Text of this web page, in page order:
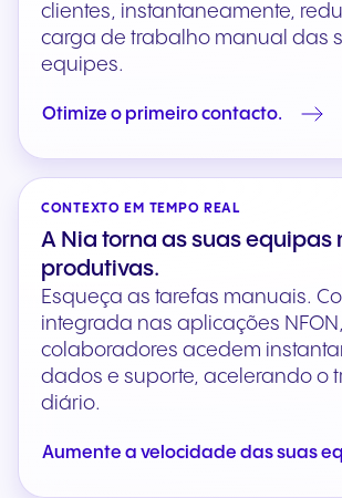
clientes, instantaneamente,
carga de trabalho manual das
equipes.
Otimize o primeiro contacto.
CONTEXTO EM TEMPO REAL
A Nia torna as suas equipas
produtivas.
Esqueça as tarefas manuais.
integrada nas aplicações
colaboradores acedem
dados e suporte, acelerando o
diário.
Aumente a velocidade das suas